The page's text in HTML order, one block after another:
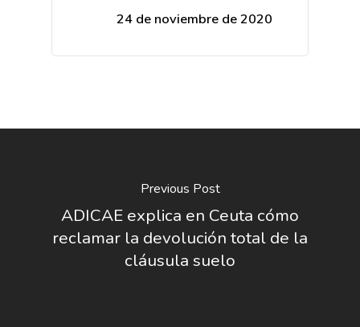
24 de noviembre de 2020
Previous Post
ADICAE explica en Ceuta cómo
reclamar la devolución total de la
cláusula suelo